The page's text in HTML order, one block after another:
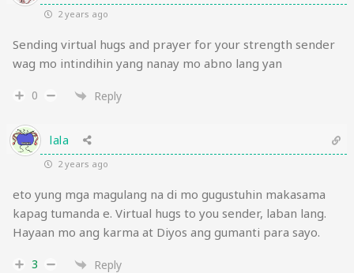
2 years ago
Sending virtual hugs and prayer for your strength sender
wag mo intindihin yang nanay mo abno lang yan
0 Reply
lala
2 years ago
eto yung mga magulang na di mo gugustuhin makasama
kapag tumanda e. Virtual hugs to you sender, laban lang.
Hayaan mo ang karma at Diyos ang gumanti para sayo.
3 Reply